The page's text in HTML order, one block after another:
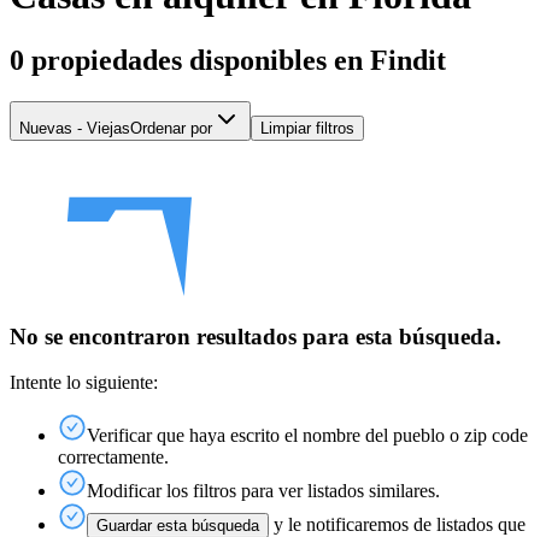
0 propiedades disponibles en Findit
Nuevas - ViejasOrdenar por Limpiar filtros
No se encontraron resultados para esta búsqueda.
Intente lo siguiente:
Verificar que haya escrito el nombre del pueblo o zip code
correctamente.
Modificar los filtros para ver listados similares.
Guardar esta búsqueda
y le notificaremos de listados que